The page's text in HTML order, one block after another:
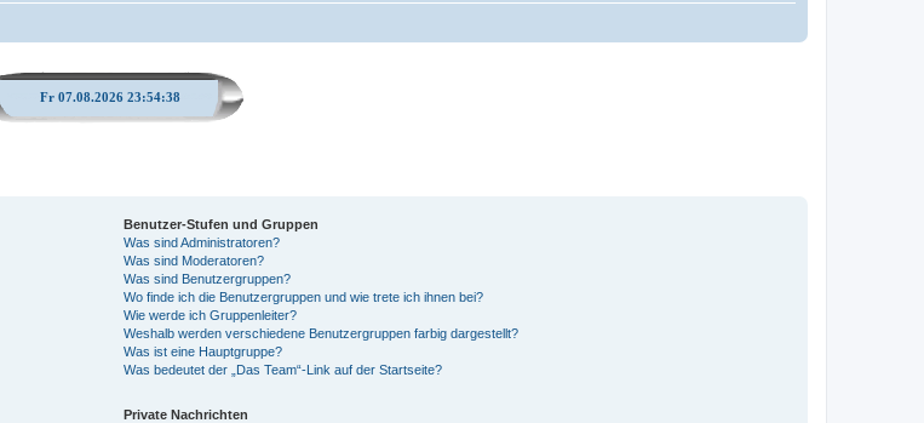
Fr 07.08.2026 23:54:39
Benutzer-Stufen und Gruppen
Was sind Administratoren?
Was sind Moderatoren?
Was sind Benutzergruppen?
Wo finde ich die Benutzergruppen und wie trete ich ihnen bei?
Wie werde ich Gruppenleiter?
Weshalb werden verschiedene Benutzergruppen farbig dargestellt?
Was ist eine Hauptgruppe?
Was bedeutet der „Das Team“-Link auf der Startseite?
Private Nachrichten